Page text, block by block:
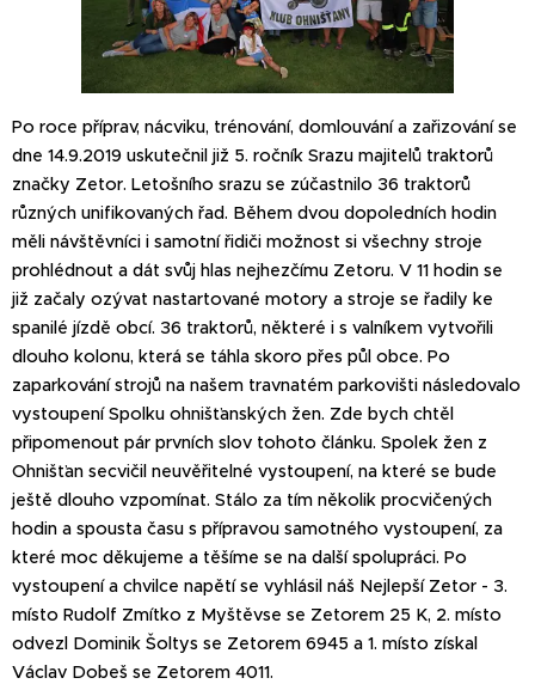
Po roce příprav, nácviku, trénování, domlouvání a zařizování se
dne 14.9.2019 uskutečnil již 5. ročník Srazu majitelů traktorů
značky Zetor. Letošního srazu se zúčastnilo 36 traktorů
různých unifikovaných řad. Během dvou dopoledních hodin
měli návštěvníci i samotní řidiči možnost si všechny stroje
prohlédnout a dát svůj hlas nejhezčímu Zetoru. V 11 hodin se
již začaly ozývat nastartované motory a stroje se řadily ke
spanilé jízdě obcí. 36 traktorů, některé i s valníkem vytvořili
dlouho kolonu, která se táhla skoro přes půl obce. Po
zaparkování strojů na našem travnatém parkovišti následovalo
vystoupení Spolku ohnišťanských žen. Zde bych chtěl
připomenout pár prvních slov tohoto článku. Spolek žen z
Ohnišťan secvičil neuvěřitelné vystoupení, na které se bude
ještě dlouho vzpomínat. Stálo za tím několik procvičených
hodin a spousta času s přípravou samotného vystoupení, za
které moc děkujeme a těšíme se na další spolupráci. Po
vystoupení a chvilce napětí se vyhlásil náš Nejlepší Zetor - 3.
místo Rudolf Zmítko z Myštěvse se Zetorem 25 K, 2. místo
odvezl Dominik Šoltys se Zetorem 6945 a 1. místo získal
Václav Dobeš se Zetorem 4011.